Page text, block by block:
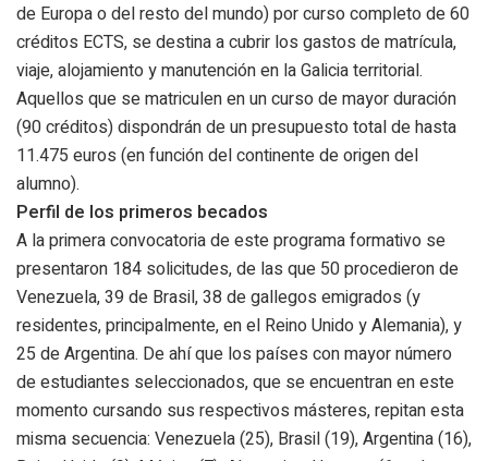
de Europa o del resto del mundo) por curso completo de 60
créditos ECTS, se destina a cubrir los gastos de matrícula,
viaje, alojamiento y manutención en la Galicia territorial.
Aquellos que se matriculen en un curso de mayor duración
(90 créditos) dispondrán de un presupuesto total de hasta
11.475 euros (en función del continente de origen del
alumno).
Perfil de los primeros becados
A la primera convocatoria de este programa formativo se
presentaron 184 solicitudes, de las que 50 procedieron de
Venezuela, 39 de Brasil, 38 de gallegos emigrados (y
residentes, principalmente, en el Reino Unido y Alemania), y
25 de Argentina. De ahí que los países con mayor número
de estudiantes seleccionados, que se encuentran en este
momento cursando sus respectivos másteres, repitan esta
misma secuencia: Venezuela (25), Brasil (19), Argentina (16),